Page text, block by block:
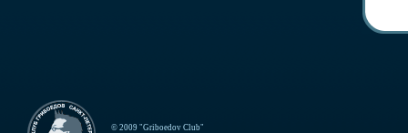
© 2009 "Griboedov Club"